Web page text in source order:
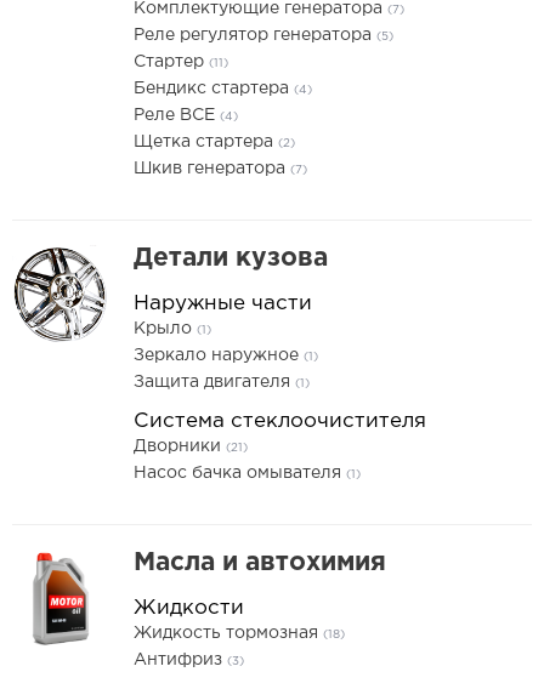
Комплектующие генератора (7)
Реле регулятор генератора (5)
Стартер (11)
Бендикс стартера (4)
Реле ВСЕ (4)
Щетка стартера (2)
Шкив генератора (7)
Детали кузова
Наружные части
Крыло (1)
Зеркало наружное (1)
Защита двигателя (1)
Система стеклоочистителя
Дворники (21)
Насос бачка омывателя (1)
Масла и автохимия
Жидкости
Жидкость тормозная (18)
Антифриз (3)